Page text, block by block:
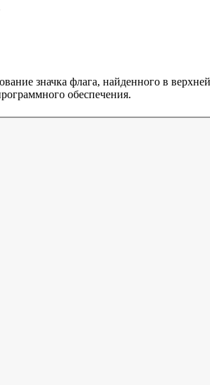
значка флага, найденного в верхней
обеспечения.